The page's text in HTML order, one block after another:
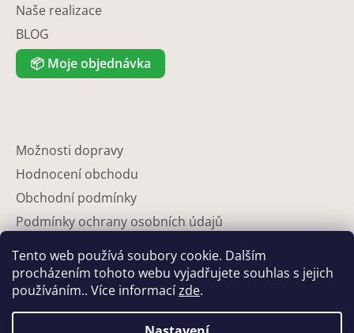
Tento web používá soubory cookie. Dalším
procházením tohoto webu vyjadřujete souhlas s jejich
používáním.. Více informacízde.
Naše realizace
BLOG
📦 Moje objednávka
Možnosti dopravy
Hodnocení obchodu
Obchodní podmínky
Podmínky ochrany osobních údajů
Partneři
Kontakty